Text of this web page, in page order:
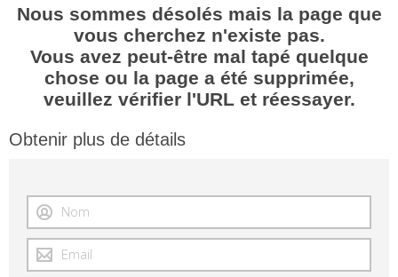
Nous sommes désolés mais la page que
vous cherchez n'existe pas.
Vous avez peut-être mal tapé quelque
chose ou la page a été supprimée,
veuillez vérifier l'URL et réessayer.
Obtenir plus de détails